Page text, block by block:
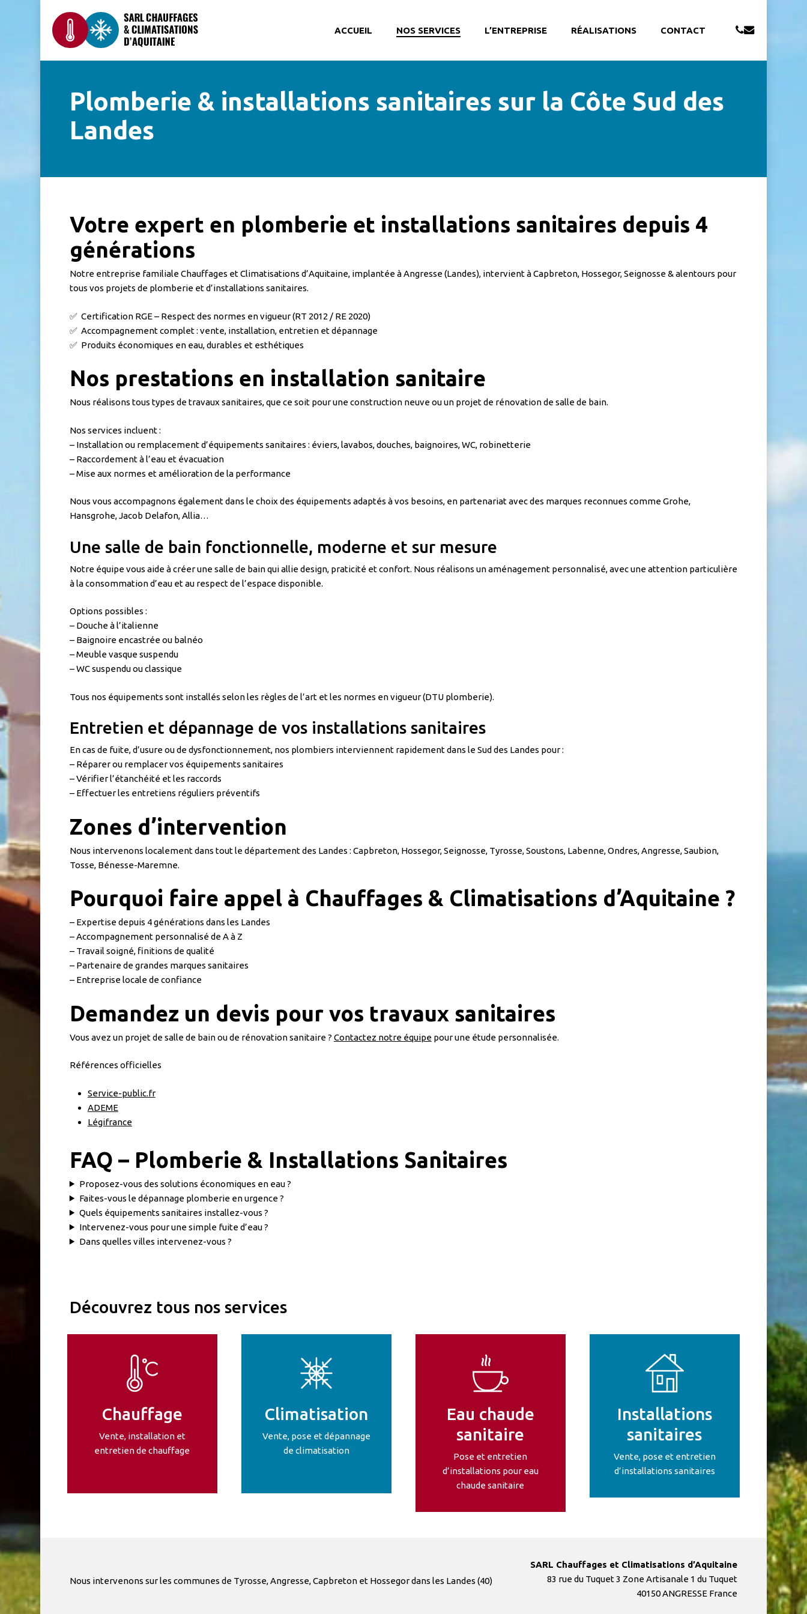
ACCUEIL NOS SERVICES L’ENTREPRISE RÉALISATIONS CONTACT PHONE
EMAIL
Plomberie & installations sanitaires sur la Côte Sud des
Landes
Votre expert en plomberie et installations sanitaires depuis 4
générations
Notre entreprise familiale Chauffages et Climatisations d’Aquitaine, implantée à Angresse (Landes), intervient à Capbreton, Hossegor, Seignosse & alentours pour
tous vos projets de plomberie et d’installations sanitaires.
✅ Certification RGE – Respect des normes en vigueur (RT 2012 / RE 2020)
✅ Accompagnement complet : vente, installation, entretien et dépannage
✅ Produits économiques en eau, durables et esthétiques
Nos prestations en installation sanitaire
Nous réalisons tous types de travaux sanitaires, que ce soit pour une construction neuve ou un projet de rénovation de salle de bain.
Nos services incluent :
– Installation ou remplacement d’équipements sanitaires : éviers, lavabos, douches, baignoires, WC, robinetterie
– Raccordement à l’eau et évacuation
– Mise aux normes et amélioration de la performance
Nous vous accompagnons également dans le choix des équipements adaptés à vos besoins, en partenariat avec des marques reconnues comme Grohe,
Hansgrohe, Jacob Delafon, Allia…
Une salle de bain fonctionnelle, moderne et sur mesure
Notre équipe vous aide à créer une salle de bain qui allie design, praticité et confort. Nous réalisons un aménagement personnalisé, avec une attention particulière
à la consommation d’eau et au respect de l’espace disponible.
Options possibles :
– Douche à l’italienne
– Baignoire encastrée ou balnéo
– Meuble vasque suspendu
– WC suspendu ou classique
Tous nos équipements sont installés selon les règles de l’art et les normes en vigueur (DTU plomberie).
Entretien et dépannage de vos installations sanitaires
En cas de fuite, d’usure ou de dysfonctionnement, nos plombiers interviennent rapidement dans le Sud des Landes pour :
– Réparer ou remplacer vos équipements sanitaires
– Vérifier l’étanchéité et les raccords
– Effectuer les entretiens réguliers préventifs
Zones d’intervention
Nous intervenons localement dans tout le département des Landes : Capbreton, Hossegor, Seignosse, Tyrosse, Soustons, Labenne, Ondres, Angresse, Saubion,
Tosse, Bénesse-Maremne.
Pourquoi faire appel à Chauffages & Climatisations d’Aquitaine ?
– Expertise depuis 4 générations dans les Landes
– Accompagnement personnalisé de A à Z
– Travail soigné, finitions de qualité
– Partenaire de grandes marques sanitaires
– Entreprise locale de confiance
Demandez un devis pour vos travaux sanitaires
Vous avez un projet de salle de bain ou de rénovation sanitaire ? Contactez notre équipepour une étude personnalisée.
Références officielles
Service-public.fr
ADEME
Légifrance
FAQ – Plomberie & Installations Sanitaires
Proposez-vous des solutions économiques en eau ?
Faites-vous le dépannage plomberie en urgence ?
Quels équipements sanitaires installez-vous ?
Intervenez-vous pour une simple fuite d’eau ?
Dans quelles villes intervenez-vous ?
Découvrez tous nos services
Chauffage
Vente, installation et
entretien de chauffage
Climatisation
Vente, pose et dépannage
de climatisation
Eau chaude
sanitaire
Pose et entretien
d’installations pour eau
chaude sanitaire
Installations
sanitaires
Vente, pose et entretien
d’installations sanitaires
Nous intervenons surles communes de Tyrosse,Angresse,Capbreton et Hossegordans les Landes (40)
SARL Chauffages et Climatisations d’Aquitaine
83 rue du Tuquet 3 Zone Artisanale 1 du Tuquet
40150 ANGRESSE France